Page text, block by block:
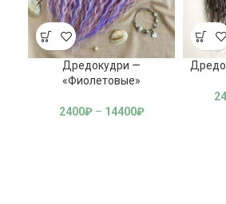
Дредокудри —
«Фиолетовые»
2400₽ – 14400₽